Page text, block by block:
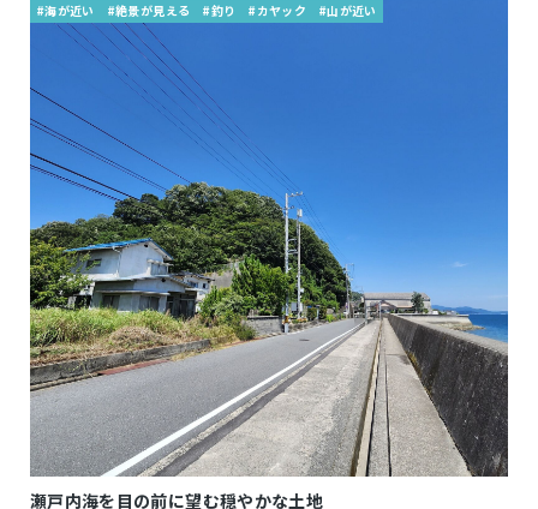
#海が近い #絶景が見える #釣り #カヤック #山が近い
瀬戸内海を目の前に望む穏やかな土地